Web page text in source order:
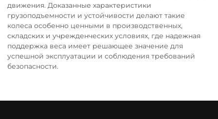
движения. Доказанные характеристики
грузоподъемности и устойчивости делают такие
колеса особенно ценными в производственных,
складских и учрежденческих условиях, где надежная
поддержка веса имеет решающее значение для
успешной эксплуатации и соблюдения требований
безопасности.